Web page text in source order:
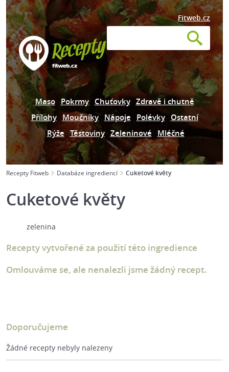
Fitweb.cz
Maso Pokrmy Chuťovky Zdravě i chutně
Přílohy Moučníky Nápoje Polévky Ostatní
Rýže Těstoviny Zeleninové Mléčné
Recepty Fitweb Databáze ingrediencí Cuketové květy
Cuketové květy
zelenina
Recepty vytvořené za použití této ingredience
Omlouváme se, ale nenalezli jsme žádný recept.
Doporučujeme
Žádné recepty nebyly nalezeny